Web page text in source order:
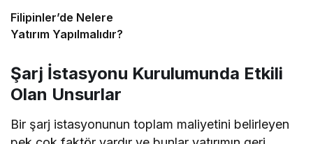
Filipinler’de Nelere
Yatırım Yapılmalıdır?
Şarj İstasyonu Kurulumunda Etkili
Olan Unsurlar
Bir şarj istasyonunun toplam maliyetini belirleyen